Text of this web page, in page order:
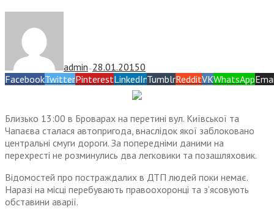
admin — 28.01.20150
FacebookTwitterPinterestLinkedInTumblrRedditVKWhatsApp
Близько 13:00 в Броварах на перетині вул. Київської та
Чапаєва сталася автопригода, внаслідок якої заблоковано
центральні смуги дороги. За попередніми даними на
перехресті не розминулись два легковики та позашляховик.
Відомостей про постраждалих в ДТП людей поки немає.
Наразі на місці перебувають правоохоронці та з’ясовують
обставини аварії.